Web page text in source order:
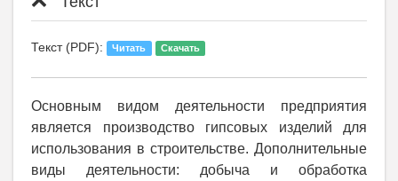
Текст (PDF): Читать Скачать
Основным видом деятельности предприятия
является производство гипсовых изделий для
использования в строительстве. Дополнительные
виды деятельности: добыча и обработка